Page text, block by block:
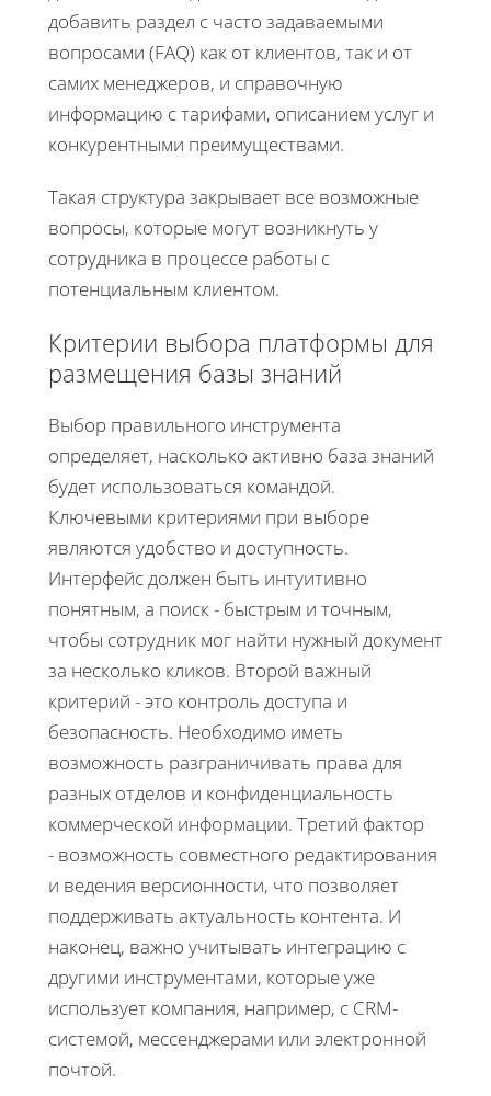
добавить раздел с часто задаваемыми
вопросами (FAQ) как от клиентов, так и от
самих менеджеров, и справочную
информацию с тарифами, описанием услуг и
конкурентными преимуществами.
Такая структура закрывает все возможные
вопросы, которые могут возникнуть у
сотрудника в процессе работы с
потенциальным клиентом.
Критерии выбора платформы для
размещения базы знаний
Выбор правильного инструмента
определяет, насколько активно база знаний
будет использоваться командой.
Ключевыми критериями при выборе
являются удобство и доступность.
Интерфейс должен быть интуитивно
понятным, а поиск - быстрым и точным,
чтобы сотрудник мог найти нужный документ
за несколько кликов. Второй важный
критерий - это контроль доступа и
безопасность. Необходимо иметь
возможность разграничивать права для
разных отделов и конфиденциальность
коммерческой информации. Третий фактор
- возможность совместного редактирования
и ведения версионности, что позволяет
поддерживать актуальность контента. И
наконец, важно учитывать интеграцию с
другими инструментами, которые уже
использует компания, например, с CRM-
системой, мессенджерами или электронной
почтой.